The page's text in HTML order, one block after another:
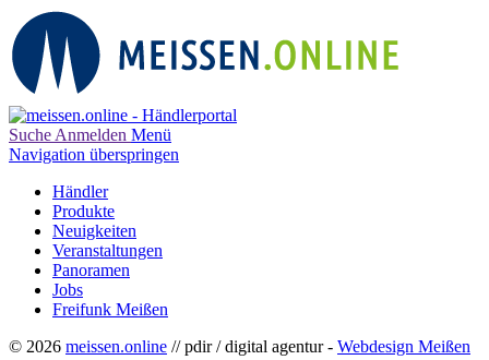
Suche Anmelden Menü
Navigation überspringen
Händler
Produkte
Neuigkeiten
Veranstaltungen
Panoramen
Jobs
Freifunk Meißen
© 2026 meissen.online // pdir / digital agentur - Webdesign Meißen